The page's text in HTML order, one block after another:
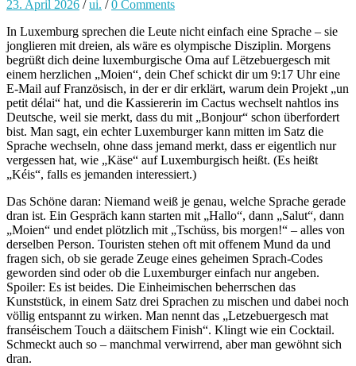
23. April 2026 /ui. /0 Comments
In Luxemburg sprechen die Leute nicht einfach eine Sprache – sie
jonglieren mit dreien, als wäre es olympische Disziplin. Morgens
begrüßt dich deine luxemburgische Oma auf Lëtzebuergesch mit
einem herzlichen „Moien“, dein Chef schickt dir um 9:17 Uhr eine
E-Mail auf Französisch, in der er dir erklärt, warum dein Projekt „un
petit délai“ hat, und die Kassiererin im Cactus wechselt nahtlos ins
Deutsche, weil sie merkt, dass du mit „Bonjour“ schon überfordert
bist. Man sagt, ein echter Luxemburger kann mitten im Satz die
Sprache wechseln, ohne dass jemand merkt, dass er eigentlich nur
vergessen hat, wie „Käse“ auf Luxemburgisch heißt. (Es heißt
„Kéis“, falls es jemanden interessiert.)
Das Schöne daran: Niemand weiß je genau, welche Sprache gerade
dran ist. Ein Gespräch kann starten mit „Hallo“, dann „Salut“, dann
„Moien“ und endet plötzlich mit „Tschüss, bis morgen!“ – alles von
derselben Person. Touristen stehen oft mit offenem Mund da und
fragen sich, ob sie gerade Zeuge eines geheimen Sprach-Codes
geworden sind oder ob die Luxemburger einfach nur angeben.
Spoiler: Es ist beides. Die Einheimischen beherrschen das
Kunststück, in einem Satz drei Sprachen zu mischen und dabei noch
völlig entspannt zu wirken. Man nennt das „Letzebuergesch mat
franséischem Touch a däitschem Finish“. Klingt wie ein Cocktail.
Schmeckt auch so – manchmal verwirrend, aber man gewöhnt sich
dran.